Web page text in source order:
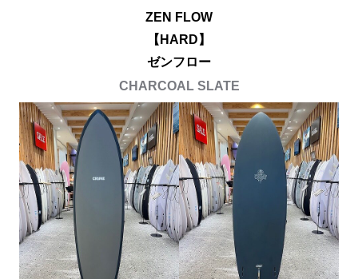
ZEN FLOW
【HARD】
ゼンフロー
CHARCOAL SLATE